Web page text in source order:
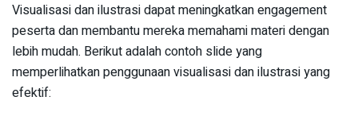
Visualisasi dan ilustrasi dapat meningkatkan engagement
peserta dan membantu mereka memahami materi dengan
lebih mudah. Berikut adalah contoh slide yang
memperlihatkan penggunaan visualisasi dan ilustrasi yang
efektif: